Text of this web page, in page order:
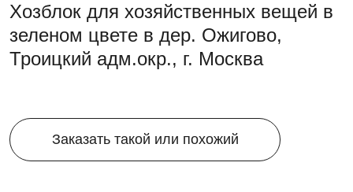
Хозблок для хозяйственных вещей в
зеленом цвете в дер. Ожигово,
Троицкий адм.окр., г. Москва
Заказать такой или похожий